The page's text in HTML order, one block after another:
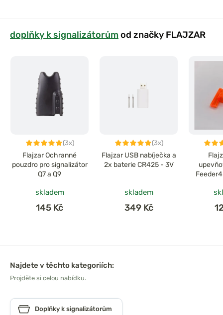
doplňky k signalizátorůmod značky FLAJZAR
(3x)
Flajzar Ochranné
pouzdro pro signalizátor
Q7 a Q9
skladem
145 Kč
(3x)
Flajzar USB nabíječka a
2x baterie CR425 - 3V
skladem
349 Kč
Najdete v těchto kategoriích:
Projděte si celou nabídku.
Doplňky k signalizátorům